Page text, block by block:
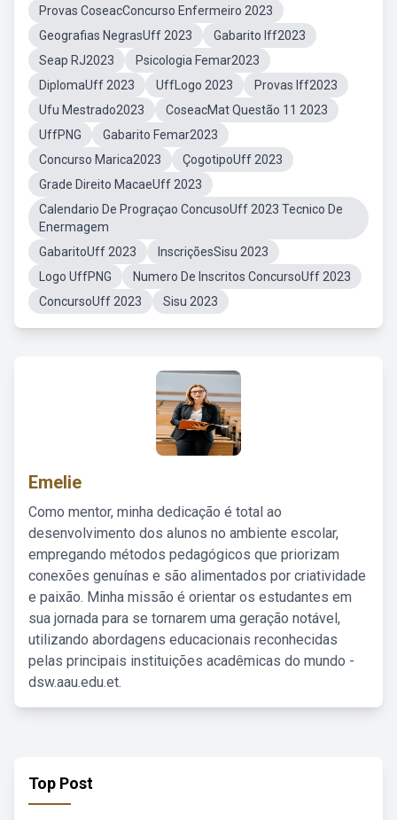
Provas CoseacConcurso Enfermeiro 2023
Geografias NegrasUff 2023
Gabarito Iff2023
Seap RJ2023
Psicologia Femar2023
DiplomaUff 2023
UffLogo 2023
Provas Iff2023
Ufu Mestrado2023
CoseacMat Questão 11 2023
UffPNG
Gabarito Femar2023
Concurso Marica2023
ÇogotipoUff 2023
Grade Direito MacaeUff 2023
Calendario De Prograçao ConcusoUff 2023 Tecnico De
Enermagem
GabaritoUff 2023
InscriçõesSisu 2023
Logo UffPNG
Numero De Inscritos ConcursoUff 2023
ConcursoUff 2023
Sisu 2023
Emelie
Como mentor, minha dedicação é total ao
desenvolvimento dos alunos no ambiente escolar,
empregando métodos pedagógicos que priorizam
conexões genuínas e são alimentados por criatividade
e paixão. Minha missão é orientar os estudantes em
sua jornada para se tornarem uma geração notável,
utilizando abordagens educacionais reconhecidas
pelas principais instituições acadêmicas do mundo -
dsw.aau.edu.et.
Top Post